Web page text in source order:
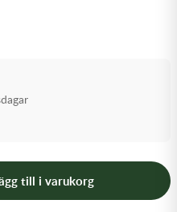
till i varukorg